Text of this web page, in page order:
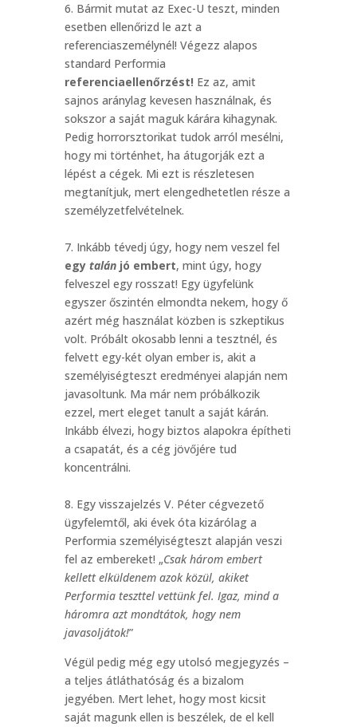
6. Bármit mutat az Exec-U teszt, minden
esetben ellenőrizd le azt a
referenciaszemélynél! Végezz alapos
standard Performia
referenciaellenőrzést! Ez az, amit
sajnos aránylag kevesen használnak, és
sokszor a saját maguk kárára kihagynak.
Pedig horrorsztorikat tudok arról mesélni,
hogy mi történhet, ha átugorják ezt a
lépést a cégek. Mi ezt is részletesen
megtanítjuk, mert elengedhetetlen része a
személyzetfelvételnek.
7. Inkább tévedj úgy, hogy nem veszel fel
egytalánjó embert, mint úgy, hogy
felveszel egy rosszat! Egy ügyfelünk
egyszer őszintén elmondta nekem, hogy ő
azért még használat közben is szkeptikus
volt. Próbált okosabb lenni a tesztnél, és
felvett egy-két olyan ember is, akit a
személyiségteszt eredményei alapján nem
javasoltunk. Ma már nem próbálkozik
ezzel, mert eleget tanult a saját kárán.
Inkább élvezi, hogy biztos alapokra építheti
a csapatát, és a cég jövőjére tud
koncentrálni.
8. Egy visszajelzés V. Péter cégvezető
ügyfelemtől, aki évek óta kizárólag a
Performia személyiségteszt alapján veszi
fel az embereket! „Csak három embert
kellett elküldenem azok közül, akiket
Performia teszttel vettünk fel. Igaz, mind a
háromra azt mondtátok, hogy nem
javasoljátok!”
Végül pedig még egy utolsó megjegyzés –
a teljes átláthatóság és a bizalom
jegyében. Mert lehet, hogy most kicsit
saját magunk ellen is beszélek, de el kell